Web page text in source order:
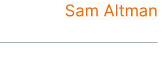
Sam Altman